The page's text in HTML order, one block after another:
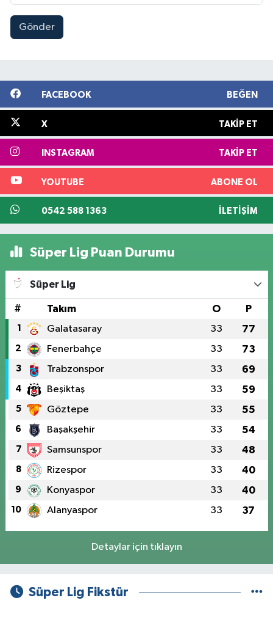
Gönder
FACEBOOK BEĞEN
X TAKIP ET
INSTAGRAM TAKIP ET
YOUTUBE ABONE OL
0542 588 1363 İLETIŞIM
Süper Lig Puan Durumu
Süper Lig
# Takım O P
1 Galatasaray 33 77
2 Fenerbahçe 33 73
3 Trabzonspor 33 69
4 Beşiktaş 33 59
5 Göztepe 33 55
6 Başakşehir 33 54
7 Samsunspor 33 48
8 Rizespor 33 40
9 Konyaspor 33 40
10 Alanyaspor 33 37
Detaylar için tıklayın
Süper Lig Fikstür